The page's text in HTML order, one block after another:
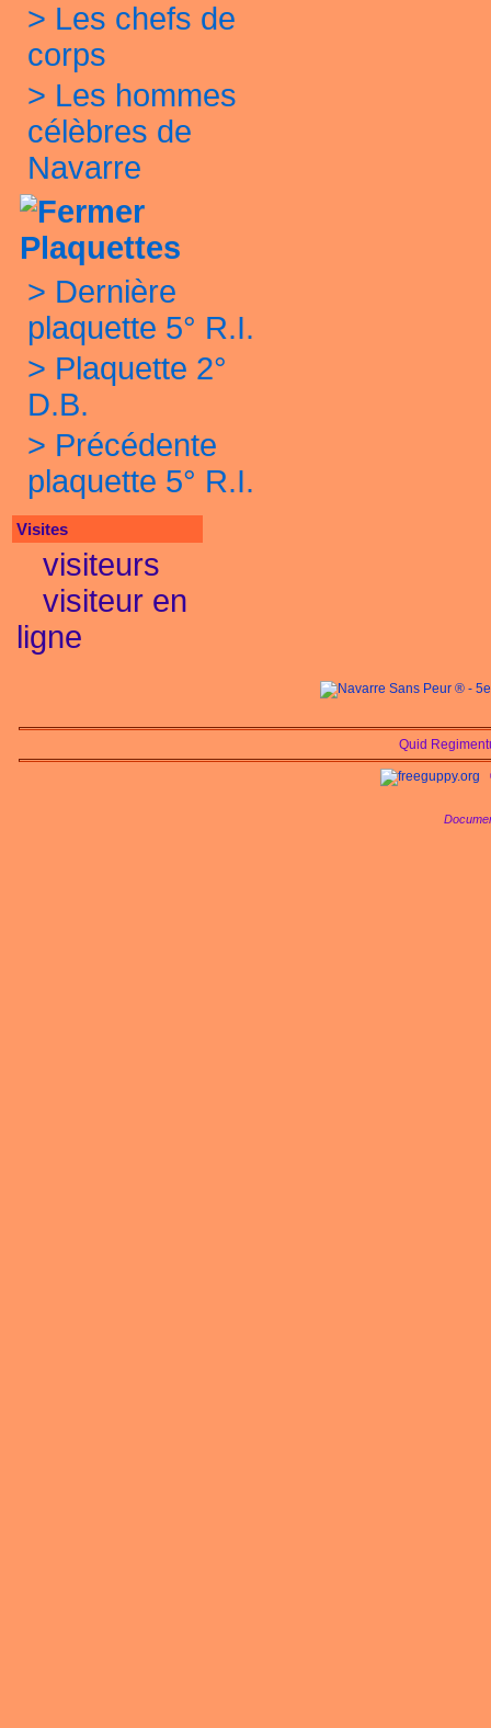
> Les chefs de
corps
> Les hommes
célèbres de
Navarre
Plaquettes
> Dernière
plaquette 5° R.I.
> Plaquette 2°
D.B.
> Précédente
plaquette 5° R.I.
Visites
visiteurs
visiteur en
ligne
Quid